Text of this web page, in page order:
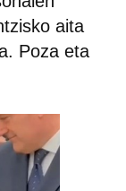
aita
Poza eta